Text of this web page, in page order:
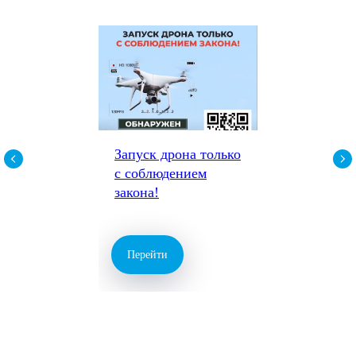
Запуск дрона только
с соблюдением
закона!
Перейти